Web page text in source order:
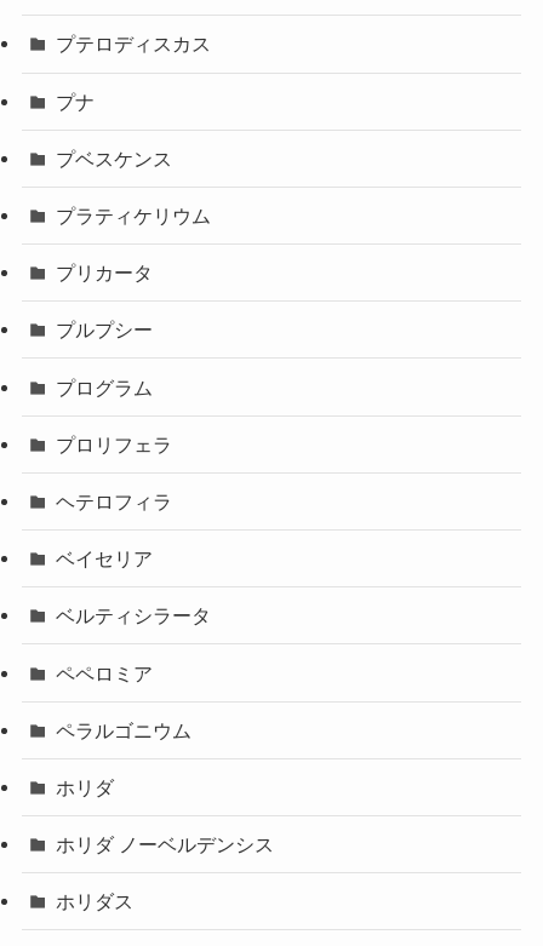
プテロディスカス
プナ
プベスケンス
プラティケリウム
プリカータ
プルプシー
プログラム
プロリフェラ
ヘテロフィラ
ベイセリア
ベルティシラータ
ペペロミア
ペラルゴニウム
ホリダ
ホリダ ノーベルデンシス
ホリダス